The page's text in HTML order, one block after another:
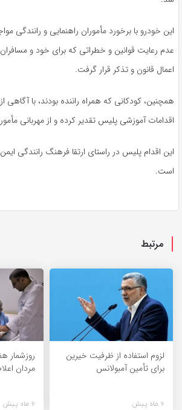
این خودرو با برخورد مأموران راهنمایی و رانندگی
عدم رعایت قوانین و خطراتی که برای خود و مسافران
اعمال قانون و تذکر قرار گرفت.
همچنین، کودکانی که همراه راننده بودند، با آگاهی
اقدامات آموزشی پلیس تقدیر کرده و از مهربانی
این اقدام پلیس در راستای ارتقا فرهنگ رانندگی
است.
مرتبط
لزوم استفاده از ظرفیت خیرین
برای تأمین آمبولانس
6 ماه پیش
روزشمار
مردان
6 ماه پیش